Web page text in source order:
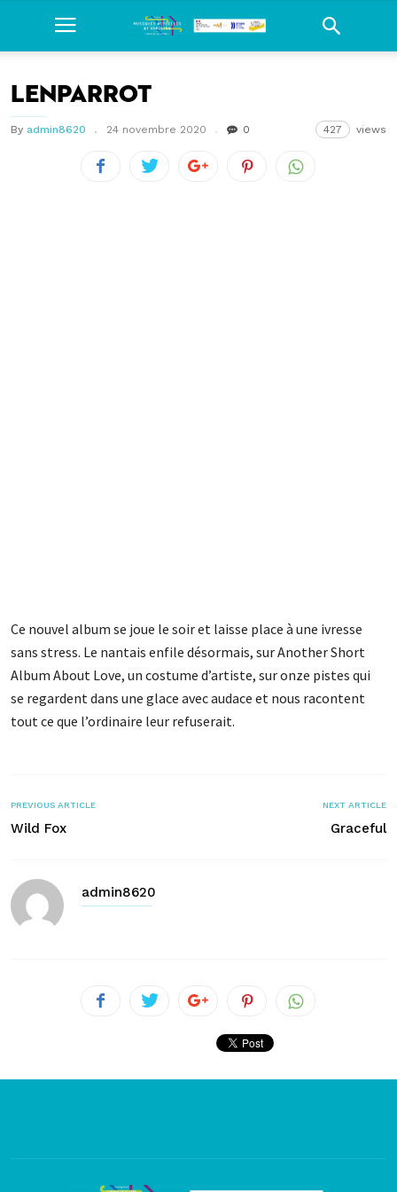
Lenparrot
By admin8620 24 novembre 2020 0 427 views
Ce nouvel album se joue le soir et laisse place à une ivresse
sans stress. Le nantais enfile désormais, sur Another Short
Album About Love, un costume d’artiste, sur onze pistes qui
se regardent dans une glace avec audace et nous racontent
tout ce que l’ordinaire leur refuserait.
PREVIOUS ARTICLE
Wild Fox
NEXT ARTICLE
Graceful
admin8620